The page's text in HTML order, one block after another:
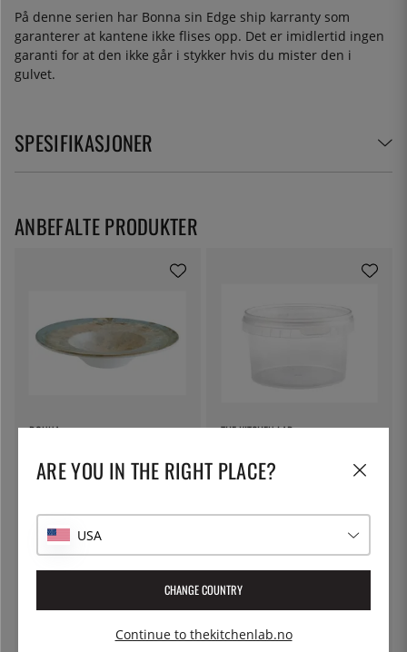
På denne serien har Bonna sin Edge ship karranty som
garanterer at kantene ikke flises opp. Det er imidlertid ingen
garanti for at den ikke går i stykker hvis du mister den i
gulvet.
SPESIFIKASJONER
BONNA THE KITCHEN LAB
lokk
ANBEFALTE PRODUKTER
ARE YOU IN THE RIGHT PLACE?
USA
CHANGE COUNTRY
Continue to thekitchenlab.no